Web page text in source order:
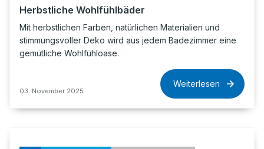
Herbstliche Wohlfühlbäder
Mit herbstlichen Farben, natürlichen Materialien und
stimmungsvoller Deko wird aus jedem Badezimmer eine
gemütliche Wohlfühloase.
03. November 2025
Weiterlesen